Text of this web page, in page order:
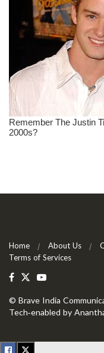
Home About Us
Terms of Services
© Brave India
Tech-enabled by